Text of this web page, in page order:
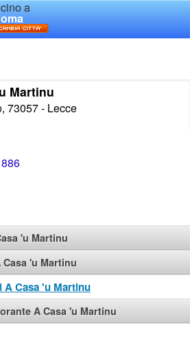
a
Martinu
73057 - Lecce
886
'u Martinu
'u Martinu
A Casa 'u Martinu
A Casa 'u Martinu